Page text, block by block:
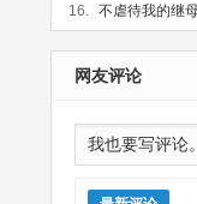
01集
16. 不虐待我的继
第02集
网友评论